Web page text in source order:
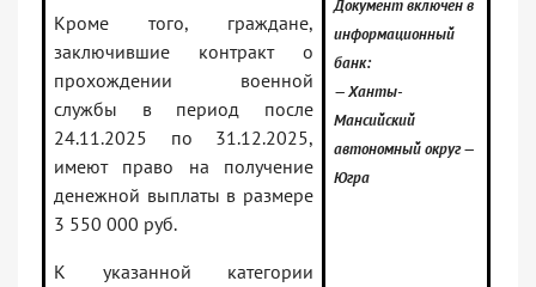
Кроме того, граждане,
заключившие контракт о
прохождении военной
службы в период после
24.11.2025 по 31.12.2025,
имеют право на получение
денежной выплаты в размере
3 550 000 руб.
К указанной категории
Документ включен в
информационный
банк:
— Ханты-
Мансийский
автономный округ —
Югра